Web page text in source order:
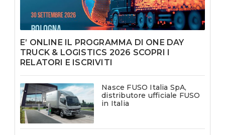
E’ ONLINE IL PROGRAMMA DI ONE DAY
TRUCK & LOGISTICS 2026 SCOPRI I
RELATORI E ISCRIVITI
Nasce FUSO Italia SpA,
distributore ufficiale FUSO
in Italia